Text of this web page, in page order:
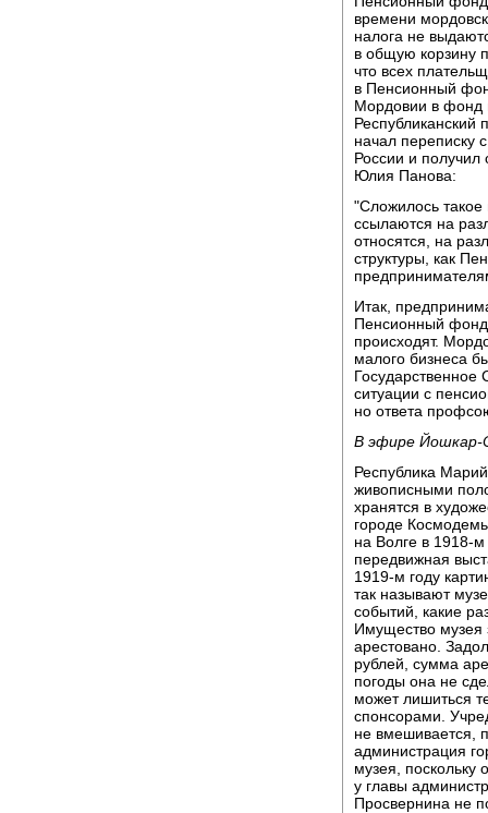
времени
налога не
в общую корзину
что всех
в Пенсионный
Мордовии в фонд
Республиканский
начал переписку
России и получил
Юлия Панова:
"Сложилось такое
ссылаются на
относятся, на
структуры, как
Итак,
Пенсионный
происходят.
малого бизнеса
Государственное
ситуации с
но ответа
В эфире
Республика
живописными
хранятся в
городе
на Волге в 1918-м
передвижная
1919-м году
так называют
событий, какие
Имущество музея
арестовано.
рублей, сумма
погоды она не
может лишиться
спонсорами.
не вмешивается,
администрация
музея, поскольку
у главы
Просвернина не